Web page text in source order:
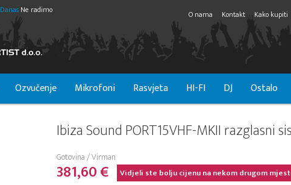
Danas Ne radimo O nama Kontakt Kako kupiti
Ozvučenje Mikrofoni Rasvjeta HI-FI DJ Ostalo
Ibiza Sound PORT15VHF-MKII razglasni
Gotovina / Virman
381,60 € Vidjeli ste bolju cijenu na nekom drugom